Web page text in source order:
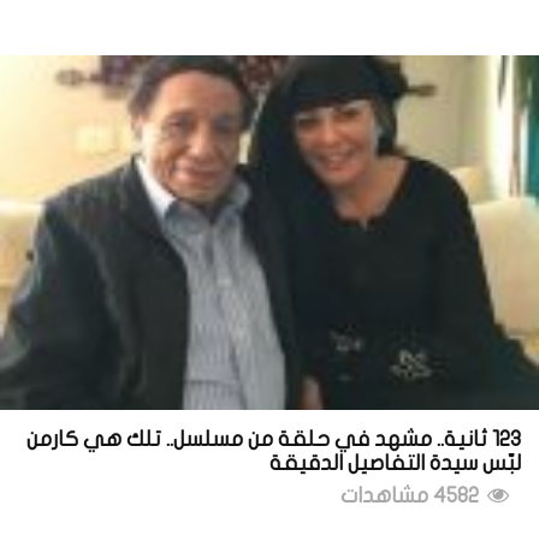
123 ثانية.. مشهد في حلقة من مسلسل.. تلك هي كارمن
لبّس سيدة التفاصيل الدقيقة